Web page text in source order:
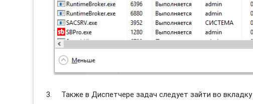
Также в Диспетчере задач следует зайти во